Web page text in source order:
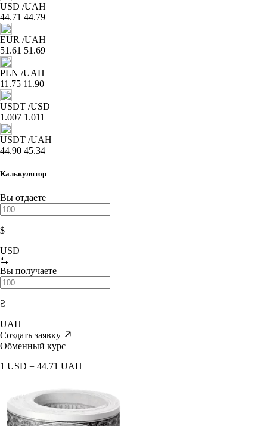
USD /UAH
44.71 44.79
EUR /UAH
51.61 51.69
PLN /UAH
11.75 11.90
USDT /USD
1.007 1.011
USDT /UAH
44.90 45.34
Калькулятор
Вы отдаете
$
USD
Вы получаете
₴
UAH
Создать заявку
Обменный курс
1 USD = 44.71 UAH